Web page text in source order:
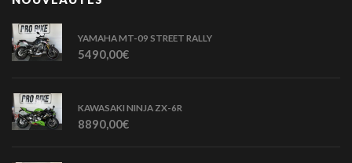
YAMAHA MT-09 STREET RALLY
5490,00€
KAWASAKI NINJA ZX-6R
8890,00€